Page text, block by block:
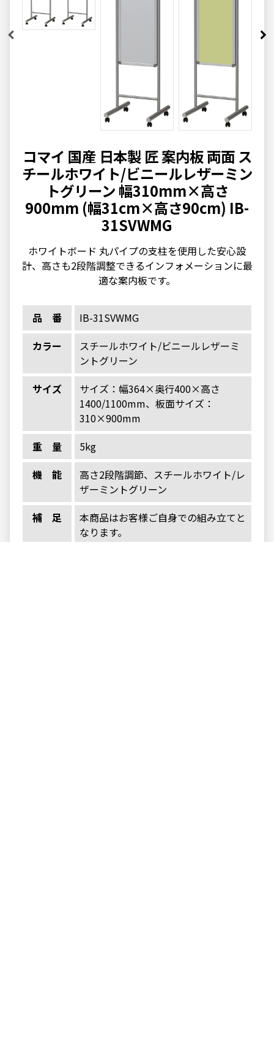
コマイ 国産 日本製 匠 案内板 両面 ス
チールホワイト/ビニールレザーミン
トグリーン 幅310mm×高さ
900mm (幅31cm×高さ90cm) IB-
31SVWMG
ホワイトボード 丸パイプの支柱を使用した安心設
計、高さも2段階調整できるインフォメーションに最
適な案内板です。
品番
IB-31SVWMG
カラー
スチールホワイト/ビニールレザーミ
ントグリーン
サイズ
サイズ：幅364×奥行400×高さ
1400/1100mm、板面サイズ：
310×900mm
重量
5kg
機能
高さ2段階調節、スチールホワイト/レ
ザーミントグリーン
補足
本商品はお客様ご自身での組み立てと
なります。